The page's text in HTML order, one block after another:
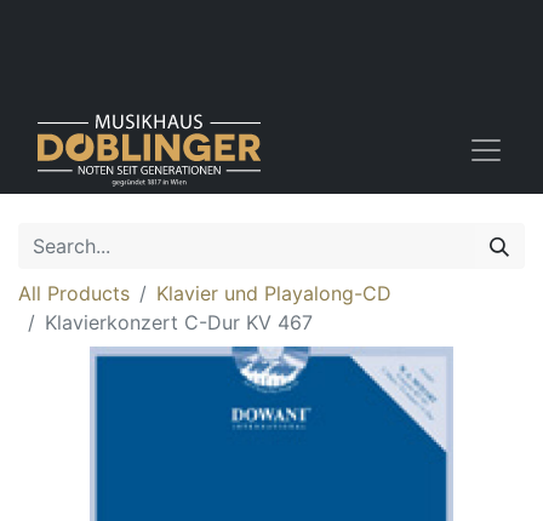
All Products
Klavier und Playalong-CD
Klavierkonzert C-Dur KV 467